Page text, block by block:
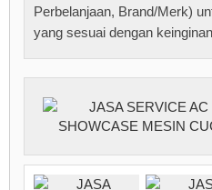
Perbelanjaan, Brand/Merk)
yang sesuai dengan